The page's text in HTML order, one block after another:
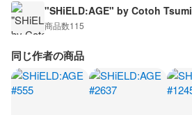
"SHiELD:AGE" by Cotoh Tsumi
商品数115
同じ作者の商品